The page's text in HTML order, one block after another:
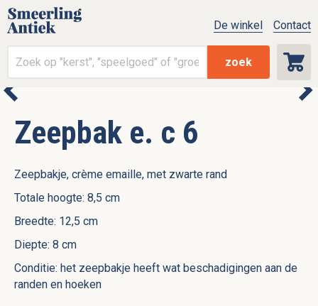
zoek
De winkel Contact
Zeepbak e. c 6
Zeepbakje, crème emaille, met zwarte rand
Totale hoogte: 8,5 cm
Breedte: 12,5 cm
Diepte: 8 cm
Conditie: het zeepbakje heeft wat beschadigingen aan de
randen en hoeken